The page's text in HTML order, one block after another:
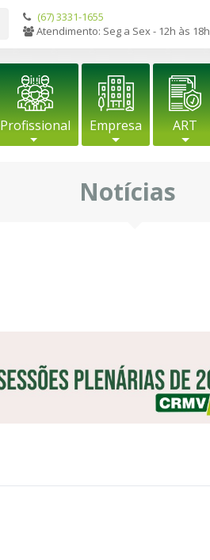
(67) 3331-1655
Atendimento: Seg a Sex - 12h às 18h
Profissional Empresa ART
Notícias